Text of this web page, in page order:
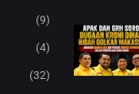
(9)
(4)
(32)